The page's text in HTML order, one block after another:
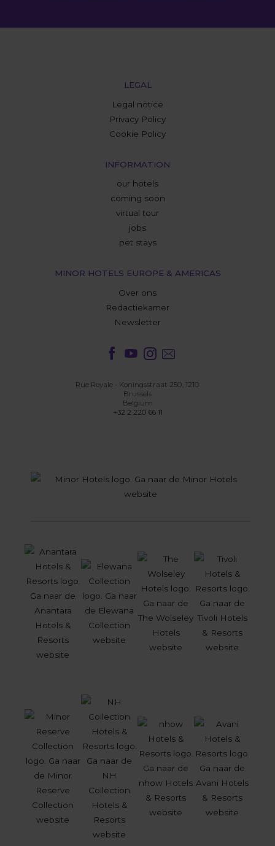
LEGAL
Legal notice
Privacy Policy
Cookie Policy
INFORMATION
our hotels
coming soon
virtual tour
jobs
pet stays
MINOR HOTELS EUROPE & AMERICAS
Over ons
Redactiekamer
Newsletter
Rue Royale - Koningsstraat 250, 1210
Brussels
Belgium
+32 2 220 66 11